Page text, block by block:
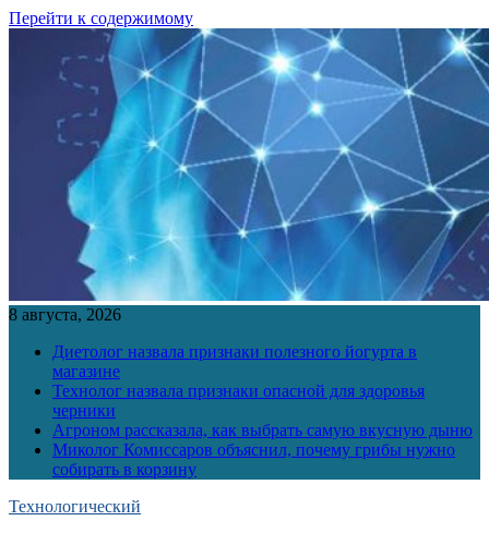
Перейти к содержимому
8 августа, 2026
Диетолог назвала признаки полезного йогурта в
магазине
Технолог назвала признаки опасной для здоровья
черники
Агроном рассказала, как выбрать самую вкусную дыню
Миколог Комиссаров объяснил, почему грибы нужно
собирать в корзину
Технологический